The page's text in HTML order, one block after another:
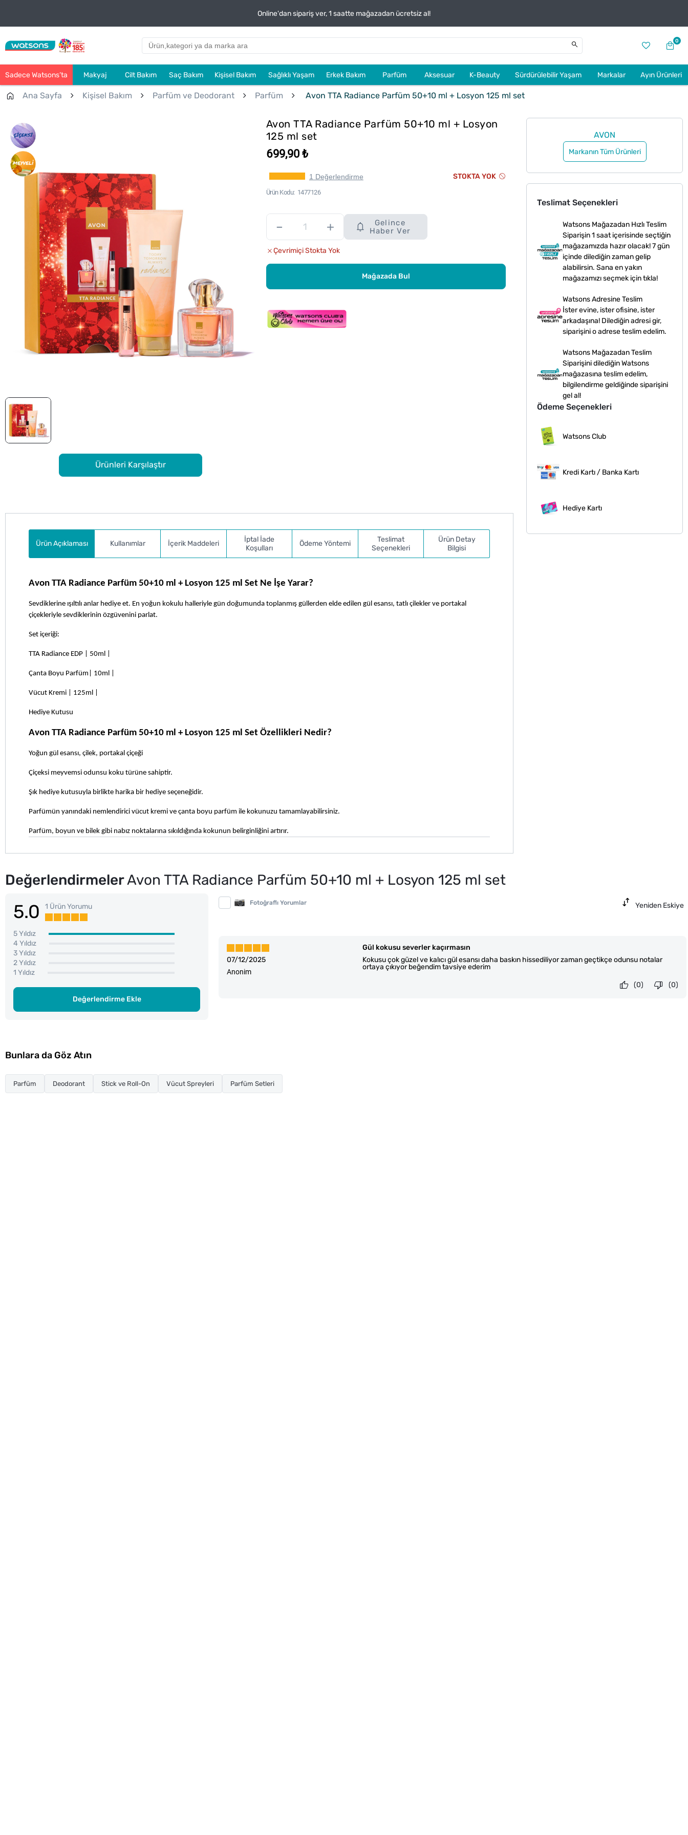
Online'dan sipariş ver, 1 saatte mağazadan ücretsiz al!
0
Sadece Watsons’ta Makyaj Cilt Bakım Saç Bakım Kişisel Bakım Sağlıklı Yaşam Erkek Bakım Parfüm Aksesuar K-Beauty Sürdürülebilir Yaşam Markalar Ayın Ürünleri
Ana Sayfa Kişisel Bakım Parfüm ve Deodorant Parfüm Avon TTA Radiance Parfüm 50+10 ml + Losyon 125 ml set
Ürünleri Karşılaştır
Avon TTA Radiance Parfüm 50+10 ml + Losyon
125 ml set
699,90 ₺
1 Değerlendirme STOKTA YOK
Ürün Kodu 1477126
– +
Gelince
Haber Ver
Çevrimiçi Stokta Yok
Mağazada Bul
AVON
Markanın Tüm Ürünleri
Teslimat Seçenekleri
Watsons Mağazadan Hızlı Teslim
Siparişin 1 saat içerisinde seçtiğin
mağazamızda hazır olacak! 7 gün
içinde dilediğin zaman gelip
alabilirsin. Sana en yakın
mağazamızı seçmek için tıkla!
Watsons Adresine Teslim
İster evine, ister ofisine, ister
arkadaşına! Dilediğin adresi gir,
siparişini o adrese teslim edelim.
Watsons Mağazadan Teslim
Siparişini dilediğin Watsons
mağazasına teslim edelim,
bilgilendirme geldiğinde siparişini
gel al!
Ödeme Seçenekleri
Watsons Club
Kredi Kartı / Banka Kartı
Hediye Kartı
Ürün Açıklaması Kullanımlar İçerik Maddeleri
İptal İade
Koşulları
Ödeme Yöntemi
Teslimat
Seçenekleri
Ürün Detay
Bilgisi
Avon TTA Radiance Parfüm 50+10 ml + Losyon 125 ml Set Ne İşe Yarar?
Sevdiklerine ışıltılı anlar hediye et. En yoğun kokulu halleriyle gün doğumunda toplanmış güllerden elde edilen gül esansı, tatlı çilekler ve portakal
çiçekleriyle sevdiklerinin özgüvenini parlat.
Set içeriği:
TTA Radiance EDP | 50ml |
Çanta Boyu Parfüm| 10ml |
Vücut Kremi | 125ml |
Hediye Kutusu
Avon TTA Radiance Parfüm 50+10 ml + Losyon 125 ml Set Özellikleri Nedir?
Yoğun gül esansı, çilek, portakal çiçeği
Çiçeksi meyvemsi odunsu koku türüne sahiptir.
Şık hediye kutusuyla birlikte harika bir hediye seçeneğidir.
Parfümün yanındaki nemlendirici vücut kremi ve çanta boyu parfüm ile kokunuzu tamamlayabilirsiniz.
Parfüm, boyun ve bilek gibi nabız noktalarına sıkıldığında kokunun belirginliğini artırır.
DeğerlendirmelerAvon TTA Radiance Parfüm 50+10 ml + Losyon 125 ml set
5.0 1 Ürün Yorumu
5 Yıldız
4 Yıldız
3 Yıldız
2 Yıldız
1 Yıldız
Değerlendirme Ekle
Fotoğraflı Yorumlar Yeniden Eskiye
07/12/2025
Gül kokusu severler kaçırmasın
Kokusu çok güzel ve kalıcı gül esansı daha baskın hissediliyor zaman geçtikçe odunsu notalar
ortaya çıkıyor beğendim tavsiye ederim
Anonim
(0)
(0)
Bunlara da Göz Atın
Parfüm Deodorant Stick ve Roll-On Vücut Spreyleri Parfüm Setleri